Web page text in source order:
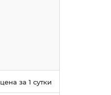
цена за 1 сутки